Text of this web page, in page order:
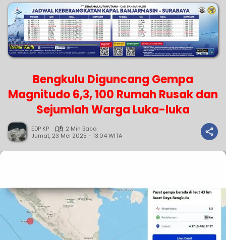
Bengkulu Diguncang Gempa
Magnitudo 6,3, 100 Rumah Rusak dan
Sejumlah Warga Luka-luka
EDP KP
2 Min Baca
Jumat, 23 Mei 2025 - 13:04 WITA